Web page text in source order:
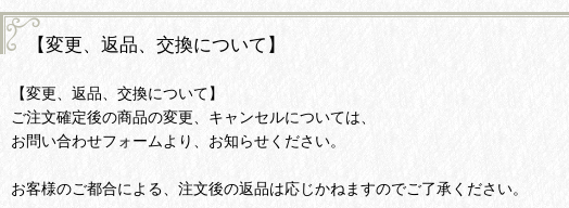
【変更、返品、交換について】
【変更、返品、交換について】
ご注文確定後の商品の変更、キャンセルについては、
お問い合わせフォームより、お知らせください。
お客様のご都合による、注文後の返品は応じかねますのでご了承ください。